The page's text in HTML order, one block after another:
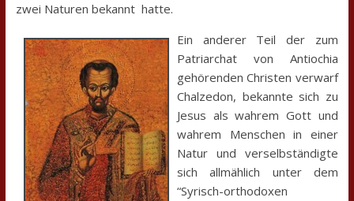
zwei Naturen bekannt hatte.
Ein anderer Teil der zum
Patriarchat von Antiochia
gehörenden Christen verwarf
Chalzedon, bekannte sich zu
Jesus als wahrem Gott und
wahrem Menschen in einer
Natur und verselbständigte
sich allmählich unter dem
“Syrisch-orthodoxen